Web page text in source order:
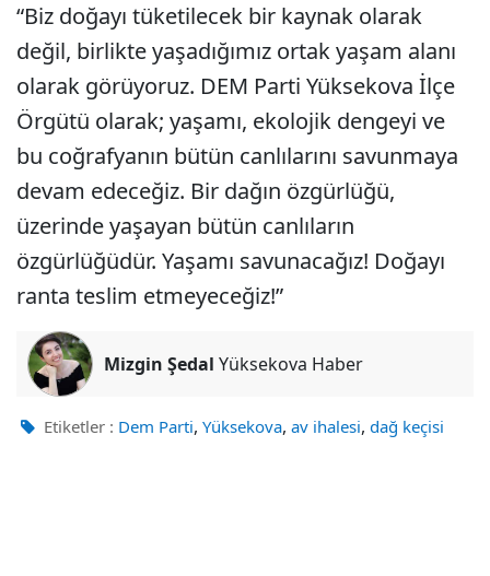
“Biz doğayı tüketilecek bir kaynak olarak
değil, birlikte yaşadığımız ortak yaşam alanı
olarak görüyoruz. DEM Parti Yüksekova İlçe
Örgütü olarak; yaşamı, ekolojik dengeyi ve
bu coğrafyanın bütün canlılarını savunmaya
devam edeceğiz. Bir dağın özgürlüğü,
üzerinde yaşayan bütün canlıların
özgürlüğüdür. Yaşamı savunacağız! Doğayı
ranta teslim etmeyeceğiz!”
Mizgin Şedal Yüksekova Haber
Etiketler : Dem Parti, Yüksekova, av ihalesi, dağ keçisi